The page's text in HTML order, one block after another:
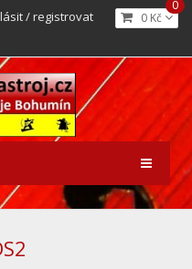
0 Kč
0
/ registrovat